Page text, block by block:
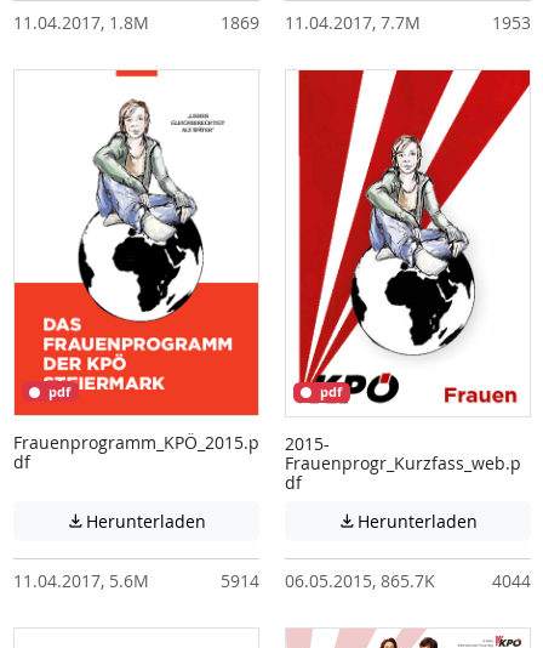
11.04.2017, 1.8M 1869 11.04.2017, 7.7M 1953
pdf
Frauenprogramm_KPÖ_2015.p
df
 Herunterladen Achtung: Diese Datei enthält unter
11.04.2017, 5.6M 5914
pdf
2015-
Frauenprogr_Kurzfass_web.p
df
 Herunterladen
06.05.2015, 865.7K 4044